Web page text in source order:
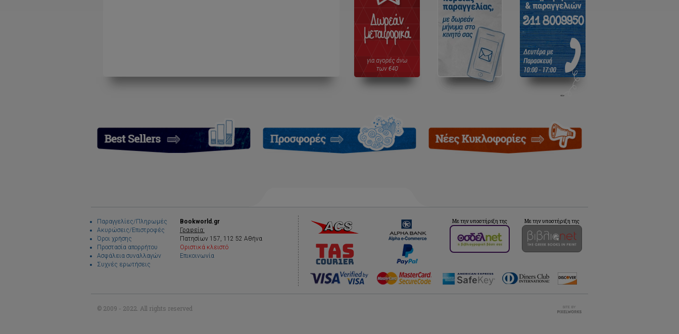
Παραγγελίες/Πληρωμές
Ακυρώσεις/Επιστροφές
Όροι χρήσης
Προστασία απορρήτου
Ασφάλεια συναλλαγών
Συχνές ερωτήσεις
Bookworld.gr
Γραφεία:
Πατησίων 157, 112 52 Αθήνα
Οριστικά κλειστό
Επικοινωνία
Με την υποστήριξη της Με την υποστήριξη της
© 2009 - 2022. All rights reserved